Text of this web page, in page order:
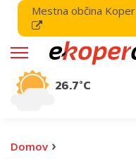
Mestna občina Koper
26.7°C
Domov ›